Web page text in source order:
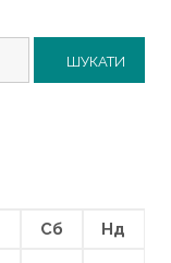
Сб
Нд